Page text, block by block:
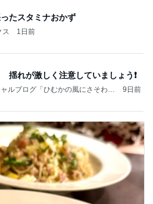
たスタミナおかず
ス 1日前
揺れが激しく注意していましょう❗️
ルブログ「ひむかの風にさそわれ
9日前